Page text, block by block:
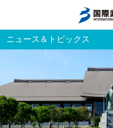
アクセス
ご利用者別
ホーム
ニュース＆トピックス